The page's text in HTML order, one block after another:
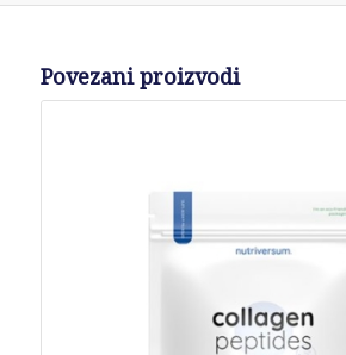
Povezani proizvodi